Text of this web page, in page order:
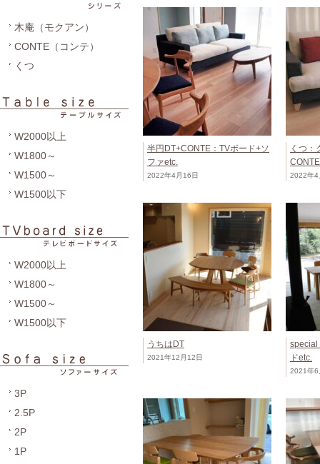
木庵（モクアン）
CONTE（コンテ）
くつ
W2000以上
W1800～
W1500～
W1500以下
W2000以上
W1800～
W1500～
W1500以下
3P
2.5P
2P
1P
半円DT+CONTE：TVボード+ソ
ファetc.
2022年4月16日
くつ：
2022年4
うちはDT
2021年12月12日
special
ドetc.
2021年6